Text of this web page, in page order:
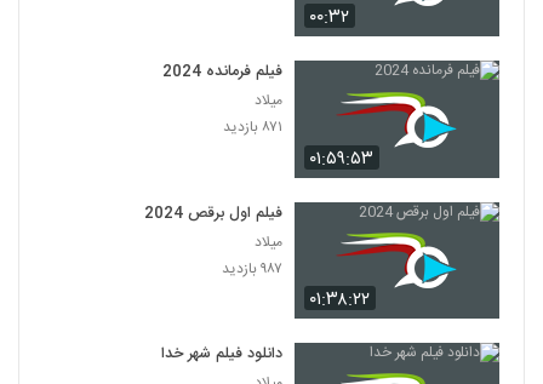
۰۰:۳۲
۰۱:۵۹:۵۳
فیلم فرمانده 2024
میلاد
۸۷۱ بازدید
۰۱:۳۸:۲۲
فیلم اول برقص 2024
میلاد
۹۸۷ بازدید
دانلود فیلم شهر خدا